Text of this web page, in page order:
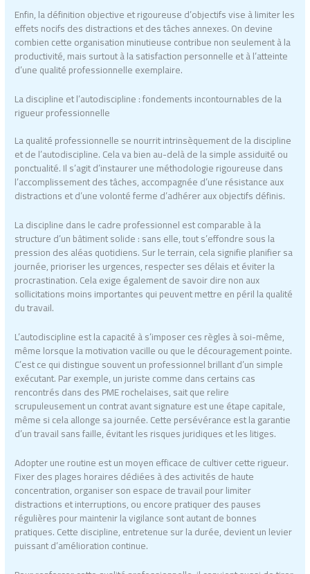
Enfin, la définition objective et rigoureuse d’objectifs vise à limiter les
effets nocifs des distractions et des tâches annexes. On devine
combien cette organisation minutieuse contribue non seulement à la
productivité, mais surtout à la satisfaction personnelle et à l’atteinte
d’une qualité professionnelle exemplaire.
La discipline et l’autodiscipline : fondements incontournables de la
rigueur professionnelle
La qualité professionnelle se nourrit intrinsèquement de la discipline
et de l’autodiscipline. Cela va bien au-delà de la simple assiduité ou
ponctualité. Il s’agit d’instaurer une méthodologie rigoureuse dans
l’accomplissement des tâches, accompagnée d’une résistance aux
distractions et d’une volonté ferme d’adhérer aux objectifs définis.
La discipline dans le cadre professionnel est comparable à la
structure d’un bâtiment solide : sans elle, tout s’effondre sous la
pression des aléas quotidiens. Sur le terrain, cela signifie planifier sa
journée, prioriser les urgences, respecter ses délais et éviter la
procrastination. Cela exige également de savoir dire non aux
sollicitations moins importantes qui peuvent mettre en péril la qualité
du travail.
L’autodiscipline est la capacité à s’imposer ces règles à soi-même,
même lorsque la motivation vacille ou que le découragement pointe.
C’est ce qui distingue souvent un professionnel brillant d’un simple
exécutant. Par exemple, un juriste comme dans certains cas
rencontrés dans des PME rochelaises, sait que relire
scrupuleusement un contrat avant signature est une étape capitale,
même si cela allonge sa journée. Cette persévérance est la garantie
d’un travail sans faille, évitant les risques juridiques et les litiges.
Adopter une routine est un moyen efficace de cultiver cette rigueur.
Fixer des plages horaires dédiées à des activités de haute
concentration, organiser son espace de travail pour limiter
distractions et interruptions, ou encore pratiquer des pauses
régulières pour maintenir la vigilance sont autant de bonnes
pratiques. Cette discipline, entretenue sur la durée, devient un levier
puissant d’amélioration continue.